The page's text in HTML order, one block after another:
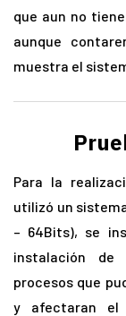
que aun no
aunque
muestra el
Para la
utilizó un
– 64Bits), se
instalación de
procesos que
y afectaran el